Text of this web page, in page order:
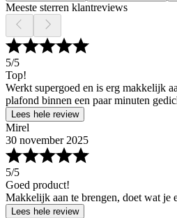
Meeste sterren klantreviews
5/5
Top!
Werkt supergoed en is erg makkelijk
plafond binnen een paar minuten
Lees hele review
Mirel
30 november 2025
5/5
Goed product!
Makkelijk aan te brengen, doet wat je
Lees hele review